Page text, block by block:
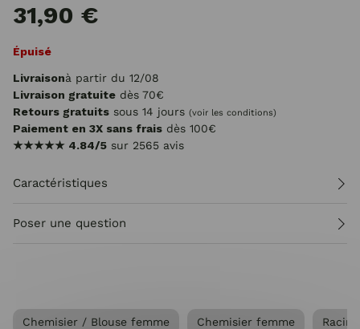
31,90 €
Épuisé
Livraisonà partir du 12/08
Livraison gratuite dès 70€
Retours gratuits sous 14 jours (voir les conditions)
Paiement en 3X sans frais dès 100€
★★★★★ 4.84/5 sur 2565 avis
Caractéristiques
Poser une question
Chemisier / Blouse femme Chemisier femme Racine